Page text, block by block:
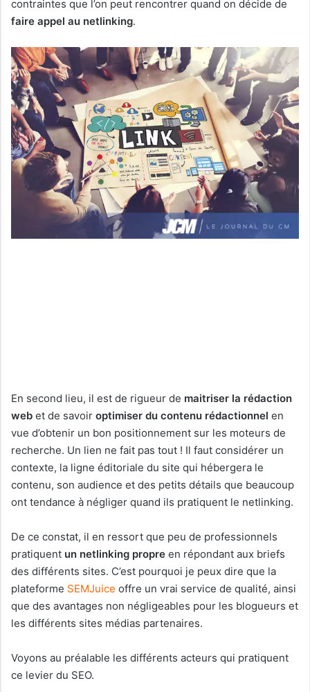
contraintes que l’on peut rencontrer quand on décide de
faire appel au netlinking.
En second lieu, il est de rigueur de maitriser la rédaction
web et de savoir optimiser du contenu rédactionnel en
vue d’obtenir un bon positionnement sur les moteurs de
recherche. Un lien ne fait pas tout ! Il faut considérer un
contexte, la ligne éditoriale du site qui hébergera le
contenu, son audience et des petits détails que beaucoup
ont tendance à négliger quand ils pratiquent le netlinking.
De ce constat, il en ressort que peu de professionnels
pratiquent un netlinking propre en répondant aux briefs
des différents sites. C’est pourquoi je peux dire que la
plateforme SEMJuice offre un vrai service de qualité, ainsi
que des avantages non négligeables pour les blogueurs et
les différents sites médias partenaires.
Voyons au préalable les différents acteurs qui pratiquent
ce levier du SEO.